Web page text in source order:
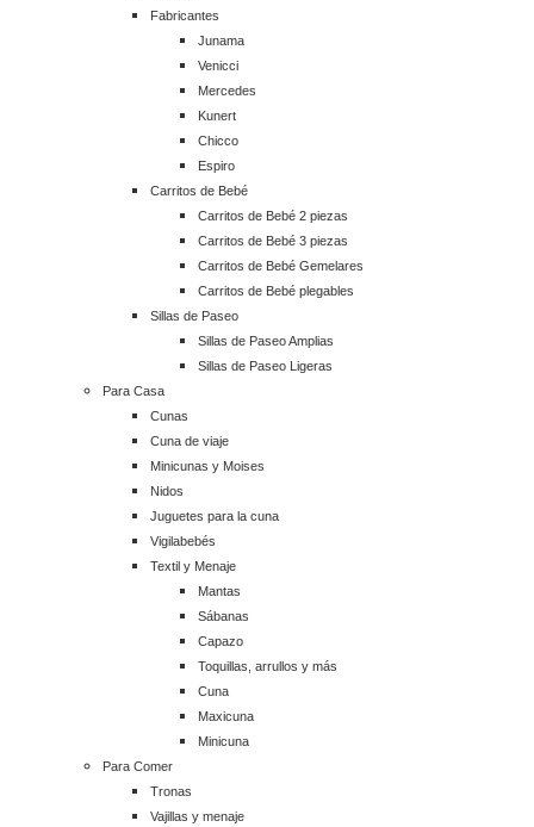
Fabricantes
Junama
Venicci
Mercedes
Kunert
Chicco
Espiro
Carritos de Bebé
Carritos de Bebé 2 piezas
Carritos de Bebé 3 piezas
Carritos de Bebé Gemelares
Carritos de Bebé plegables
Sillas de Paseo
Sillas de Paseo Amplias
Sillas de Paseo Ligeras
Para Casa
Cunas
Cuna de viaje
Minicunas y Moises
Nidos
Juguetes para la cuna
Vigilabebés
Textil y Menaje
Mantas
Sábanas
Capazo
Toquillas, arrullos y más
Cuna
Maxicuna
Minicuna
Para Comer
Tronas
Vajillas y menaje